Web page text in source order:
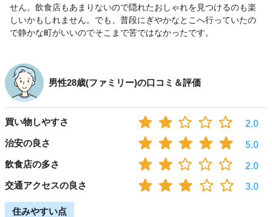
せん。飲食店もあまりないので隠れたおしゃれを見つけるのも楽
しいかもしれません。でも、普段にぎやかなとこへ行っていたの
で静かな町がいいのでそこまで苦ではなかったです。
男性28歳(ファミリー)の口コミ＆評価
買い物しやすさ
2.0
治安の良さ
5.0
飲食店の多さ
2.0
交通アクセスの良さ
3.0
住みやすい点